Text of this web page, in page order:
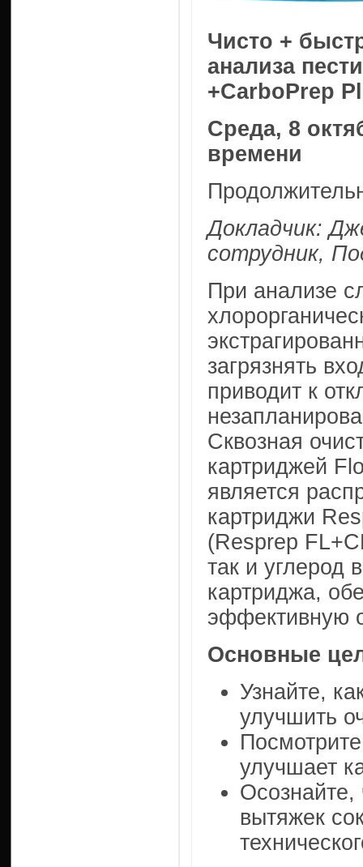
Чисто +
анализа
+CarboPrep
Среда, 8
времени
Докладчик:
сотрудник,
При анализе
загрязнять
приводит к
Сквозная
картриджей
является
картриджи
(Resprep
так и углерод
картриджа,
эффективную
Основные
Узнайте,
улучшить
улучшает
Осознайте,
вытяжек